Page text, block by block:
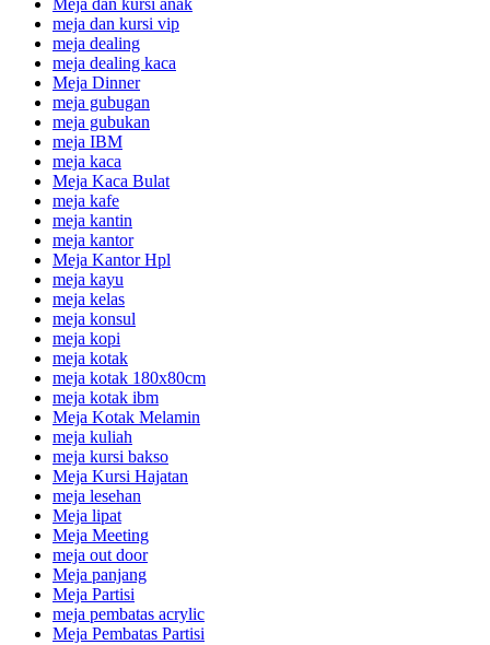
Meja dan kursi anak
meja dan kursi vip
meja dealing
meja dealing kaca
Meja Dinner
meja gubugan
meja gubukan
meja IBM
meja kaca
Meja Kaca Bulat
meja kafe
meja kantin
meja kantor
Meja Kantor Hpl
meja kayu
meja kelas
meja konsul
meja kopi
meja kotak
meja kotak 180x80cm
meja kotak ibm
Meja Kotak Melamin
meja kuliah
meja kursi bakso
Meja Kursi Hajatan
meja lesehan
Meja lipat
Meja Meeting
meja out door
Meja panjang
Meja Partisi
meja pembatas acrylic
Meja Pembatas Partisi